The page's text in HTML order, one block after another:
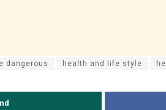
dangerous health and life style